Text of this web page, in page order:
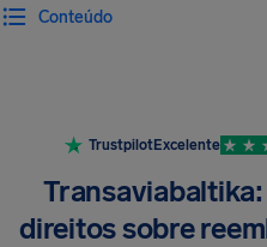
Conteúdo
TrustpilotExcelente
direitos sobre